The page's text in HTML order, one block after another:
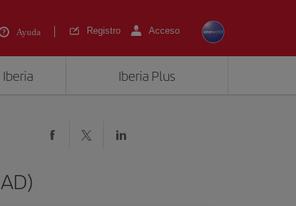
Ayuda Registro Acceso
Iberia Plus